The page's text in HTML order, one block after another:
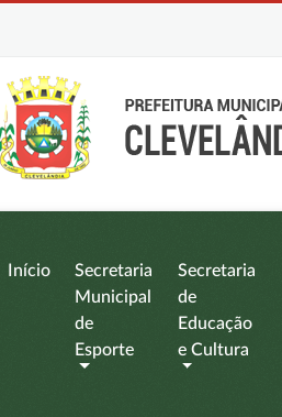
Início
Secretaria
Municipal
de
Esporte
Secretaria
de
Educação
e Cultura